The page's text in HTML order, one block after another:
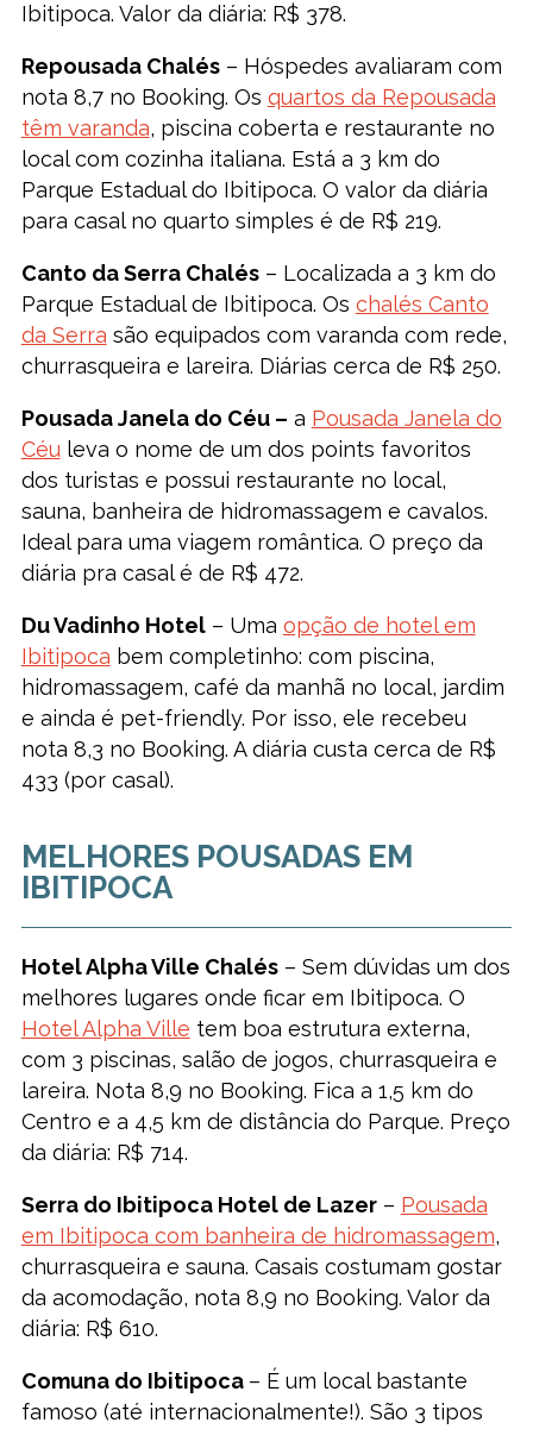
Ibitipoca. Valor da diária: R$ 378.
Repousada Chalés– Hóspedes avaliaram com
nota 8,7 no Booking. Os quartos da Repousada
têm varanda, piscina coberta e restaurante no
local com cozinha italiana. Está a 3 km do
Parque Estadual do Ibitipoca. O valor da diária
para casal no quarto simples é de R$ 219.
Canto da Serra Chalés– Localizada a 3 km do
Parque Estadual de Ibitipoca. Os chalés Canto
da Serra são equipados com varanda com rede,
churrasqueira e lareira. Diárias cerca de R$ 250.
Pousada Janela do Céu – a Pousada Janela do
Céuleva o nome de um dos points favoritos
dos turistas e possui restaurante no local,
sauna, banheira de hidromassagem e cavalos.
Ideal para uma viagem romântica. O preço da
diária pra casal é de R$ 472.
Du Vadinho Hotel– Uma opção de hotel em
Ibitipoca bem completinho: com piscina,
hidromassagem, café da manhã no local, jardim
e ainda é pet-friendly. Por isso, ele recebeu
nota 8,3 no Booking. A diária custa cerca de R$
433 (por casal).
MELHORES POUSADAS EM
IBITIPOCA
Hotel Alpha Ville Chalés– Sem dúvidas um dos
melhores lugares onde ficar em Ibitipoca. O
Hotel Alpha Ville tem boa estrutura externa,
com 3 piscinas, salão de jogos, churrasqueira e
lareira. Nota 8,9 no Booking. Fica a 1,5 km do
Centro e a 4,5 km de distância do Parque. Preço
da diária: R$ 714.
Serra do Ibitipoca Hotel de Lazer– Pousada
em Ibitipoca com banheira de hidromassagem,
churrasqueira e sauna. Casais costumam gostar
da acomodação, nota 8,9 no Booking. Valor da
diária: R$ 610.
Comuna do Ibitipoca – É um local bastante
famoso (até internacionalmente!). São 3 tipos